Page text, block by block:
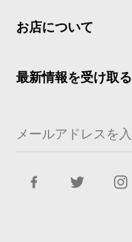
お店について
最新情報を受け取る